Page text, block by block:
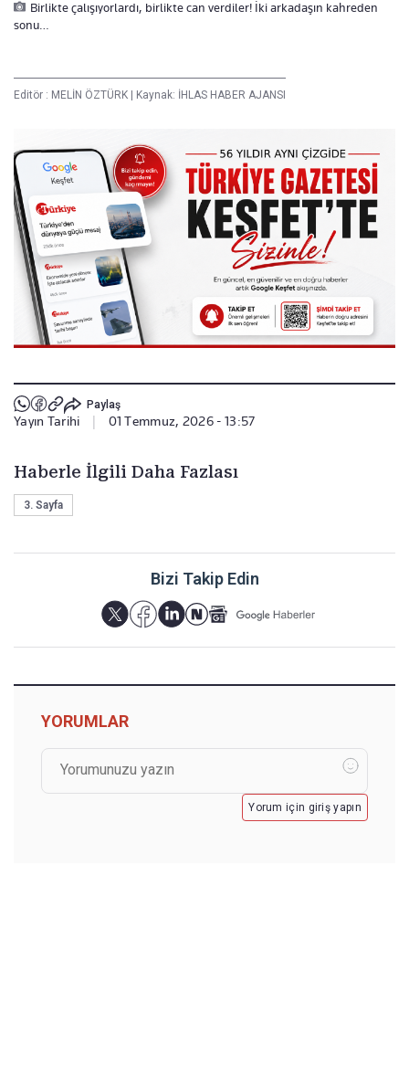
Birlikte çalışıyorlardı, birlikte can verdiler! İki arkadaşın kahreden
sonu…
Editör : MELİN ÖZTÜRK Kaynak: İHLAS HABER AJANSI
Paylaş
Yayın Tarihi 01 Temmuz, 2026 - 13:57
Haberle İlgili Daha Fazlası
3. Sayfa
Bizi Takip Edin
YORUMLAR
Yorum için giriş yapın